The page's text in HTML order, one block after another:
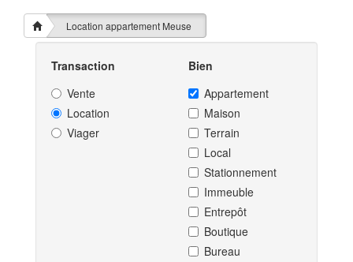
Location appartement Meuse
Transaction
Vente
Location
Viager
Bien
Appartement
Maison
Terrain
Local
Stationnement
Immeuble
Entrepôt
Boutique
Bureau